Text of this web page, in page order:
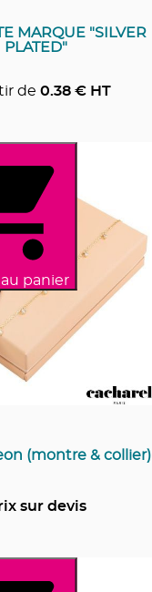
MARQUE "SILVER
PLATED"
de 0.38 € HT
panier
(montre & collier)
sur devis